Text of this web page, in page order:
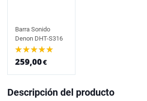
Barra Sonido
Denon DHT-S316
259,00€
Descripción del producto